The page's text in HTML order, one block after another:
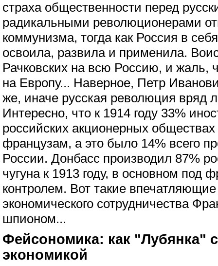
страха общественности перед
радикальными революционерами
коммунизма, тогда как Россия в
освоила, развила и применила.
Рачковских на всю Россию, и жаль,
на Европу... Наверное, Петр
же, иначе русская революция вряд
Интересно, что к 1914 году 33%
российских акционерных
французам, а это было 14% всего
России. Донбасс производил 87%
чугуна к 1913 году, в основном под
контролем. Вот такие впечатляющие
экономического сотрудничества
шпионом...
Фейсономика: как "Лубянка"
экономикой